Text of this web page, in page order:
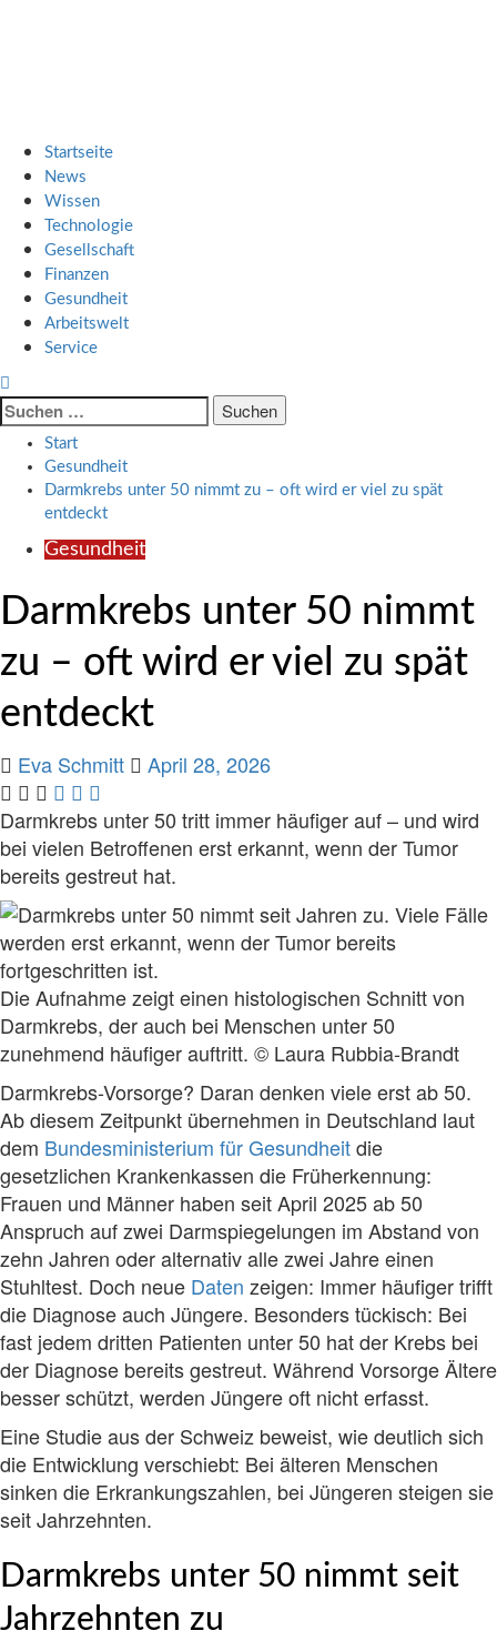
Startseite
News
Wissen
Technologie
Gesellschaft
Finanzen
Gesundheit
Arbeitswelt
Service
Suche
nach:
Start
Gesundheit
Darmkrebs unter 50 nimmt zu – oft wird er viel zu spät
entdeckt
Gesundheit
Darmkrebs unter 50 nimmt
zu – oft wird er viel zu spät
entdeckt
Eva Schmitt
April 28, 2026
Darmkrebs unter 50 tritt immer häufiger auf – und wird
bei vielen Betroffenen erst erkannt, wenn der Tumor
bereits gestreut hat.
Die Aufnahme zeigt einen histologischen Schnitt von
Darmkrebs, der auch bei Menschen unter 50
zunehmend häufiger auftritt. © Laura Rubbia-Brandt
Darmkrebs-Vorsorge? Daran denken viele erst ab 50.
Ab diesem Zeitpunkt übernehmen in Deutschland laut
dem Bundesministerium für Gesundheitdie
gesetzlichen Krankenkassen die Früherkennung:
Frauen und Männer haben seit April 2025 ab 50
Anspruch auf zwei Darmspiegelungen im Abstand von
zehn Jahren oder alternativ alle zwei Jahre einen
Stuhltest. Doch neue Daten zeigen: Immer häufiger trifft
die Diagnose auch Jüngere. Besonders tückisch: Bei
fast jedem dritten Patienten unter 50 hat der Krebs bei
der Diagnose bereits gestreut. Während Vorsorge Ältere
besser schützt, werden Jüngere oft nicht erfasst.
Eine Studie aus der Schweiz beweist, wie deutlich sich
die Entwicklung verschiebt: Bei älteren Menschen
sinken die Erkrankungszahlen, bei Jüngeren steigen sie
seit Jahrzehnten.
Darmkrebs unter 50 nimmt seit
Jahrzehnten zu